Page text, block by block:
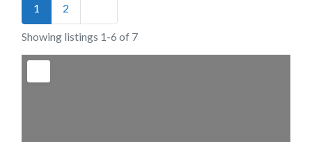
1 2
Showing listings 1-6 of 7